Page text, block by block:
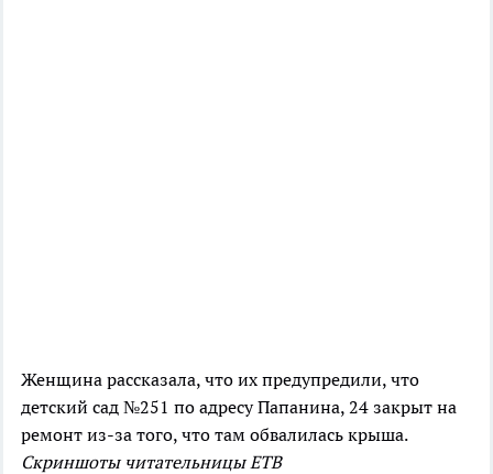
Женщина рассказала, что их предупредили, что
детский сад №251 по адресу Папанина, 24 закрыт на
ремонт из-за того, что там обвалилась крыша.
Скриншоты читательницы ЕТВ